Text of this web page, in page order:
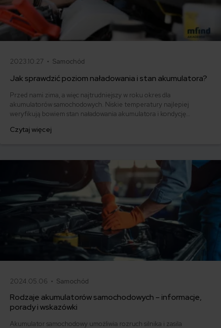
2023.10.27 • Samochód
Jak sprawdzić poziom naładowania i stan akumulatora?
Przed nami zima, a więc najtrudniejszy w roku okres dla
akumulatorów samochodowych. Niskie temperatury najlepiej
weryfikują bowiem stan naładowania akumulatora i kondycję
zimowych poranków, gdy po przekręceniu kluczyka w stacyjce
Czytaj więcej
2024.05.06 • Samochód
Rodzaje akumulatorów samochodowych – informacje,
porady i wskazówki
Akumulator samochodowy umożliwia rozruch silnika i zasila